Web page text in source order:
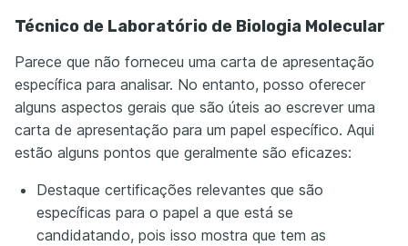
Técnico de Laboratório de Biologia Molecular
Parece que não forneceu uma carta de apresentação
específica para analisar. No entanto, posso oferecer
alguns aspectos gerais que são úteis ao escrever uma
carta de apresentação para um papel específico. Aqui
estão alguns pontos que geralmente são eficazes:
Destaque certificações relevantes que são
específicas para o papel a que está se
candidatando, pois isso mostra que tem as